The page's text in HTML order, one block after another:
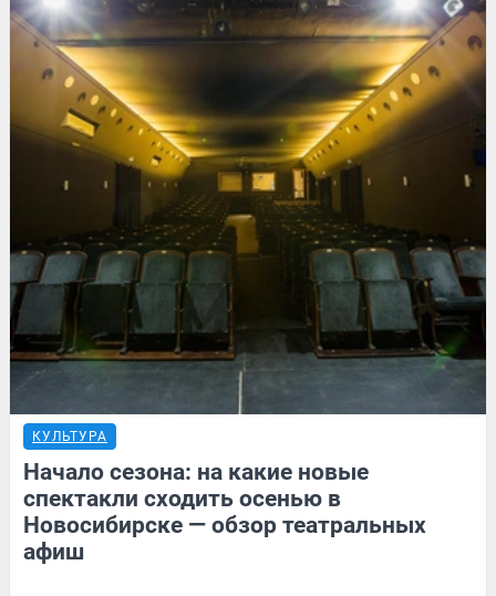
КУЛЬТУРА
Начало сезона: на какие новые
спектакли сходить осенью в
Новосибирске — обзор театральных
афиш